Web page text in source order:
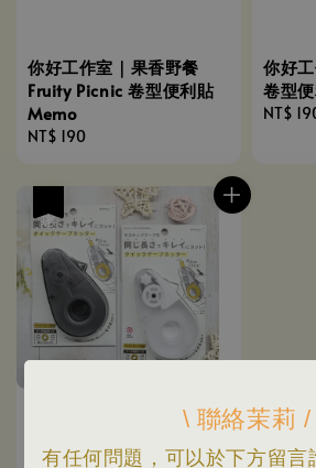
\ 聯絡茉莉 /
有任何問題，可以於下方留言
你好工作室｜果香野餐
Fruity Picnic 卷型便利貼
Memo
Regular
NT$ 190
你好
卷型
NT$